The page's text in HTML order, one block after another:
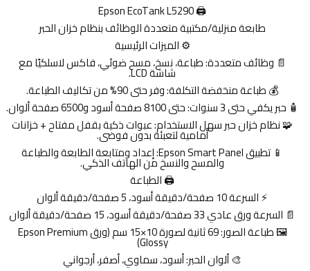
🖨️ Epson EcoTank L5290
طابعة منزلية/مكتبية متعددة الوظائف بنظام خزان الحبر
⚙️ الميزات الرئيسية
📄 وظائف متعددة: طباعة، نسخ، مسح ضوئي، فاكس لاسلكيًا مع
شاشة LCD.
💰 طباعة منخفضة التكلفة: وفر حتى 90% من تكاليف الطباعة.
🧴 حبر يكفي حتى 3 سنوات: حتى ‎8100 صفحة أسود و‎6500 صفحة ألوان.
🧩 نظام خزان حبر سهل الاستخدام: عبوات ذكية بقفل مفتاح + خزانات
أمامية لتعبئة بدون فوضى.
📱 تطبيق Epson Smart Panel: إعداد ومتابعة الطابعة والطباعة
والمسح والنسخ من الهاتف الذكي.
🖨️ الطباعة
⚡ السرعة 10 صفحة/دقيقة أسود، 5 صفحة/دقيقة ألوان
📄 السرعة ورق عادي 33 صفحة/دقيقة أسود، 15 صفحة/دقيقة ألوان
🖼️ طباعة الصور: 69 ثانية لصورة 10×15 سم (ورق Epson Premium
Glossy)
🎨 ألوان الحبر: أسود، سماوي، أصفر، أرجواني